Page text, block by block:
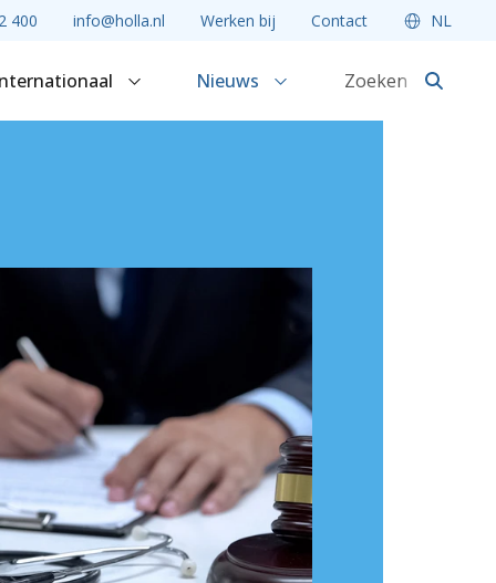
400 info@holla.nl Werken bij Contact NL
Nieuws